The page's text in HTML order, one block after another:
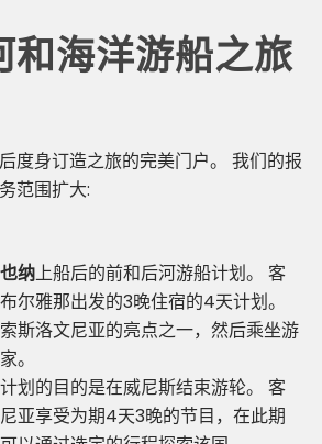
和海洋游船之旅​
度身订造之旅的完美门户。 我们的报
范围扩大:
纳上船后的前和后河游船计划。 客
尔雅那出发的3晚住宿的4天计划。
斯洛文尼亚的亮点之一，然后乘坐游
。
划的目的是在威尼斯结束游轮。 客
亚享受为期4天3晚的节目，在此期